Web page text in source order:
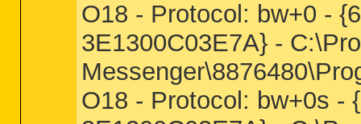
O18 - Protocol: bw+0 -
3E1300C03E7A} -
O18 - Protocol: bw+0s -